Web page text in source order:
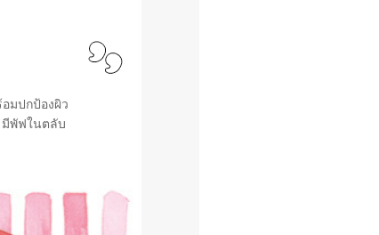
มปกป้องผิว
มีพัฟในตลับ